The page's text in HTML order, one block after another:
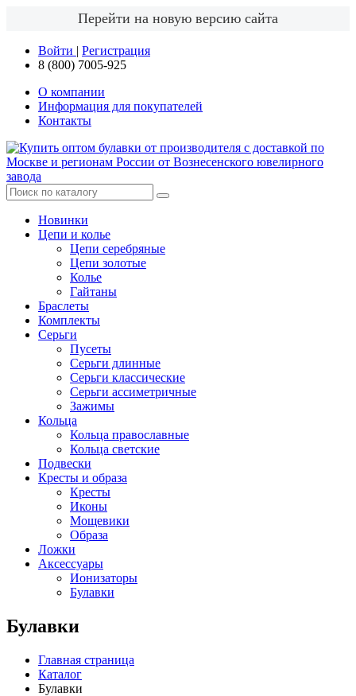
Перейти на новую версию сайта
Войти | Регистрация
8 (800) 7005-925
О компании
Информация для покупателей
Контакты
Новинки
Цепи и колье
Цепи серебряные
Цепи золотые
Колье
Гайтаны
Браслеты
Комплекты
Серьги
Пусеты
Серьги длинные
Серьги классические
Серьги ассиметричные
Зажимы
Кольца
Кольца православные
Кольца светские
Подвески
Кресты и образа
Кресты
Иконы
Мощевики
Образа
Ложки
Аксессуары
Ионизаторы
Булавки
Булавки
Главная страница
Каталог
Булавки